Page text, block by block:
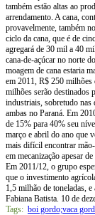
também estão altas ao
arrendamento. A cana,
provavelmente, também
ciclo da cana, que é de
agregará de 30 mil a 40
cana-de-açúcar no norte
moagem de cana estaria
em 2011, R$ 250 milhões
milhões serão destinados
industriais, sobretudo nas
ambas no Paraná. Em
de 15% para 40% seu
março e abril do ano que
mais difícil encontrar
em mecanização apesar
Em 2011/12, o grupo
que o investimento
1,5 milhão de toneladas,
Fabiana Batista. 10 de
Tags: boi gordo;vaca